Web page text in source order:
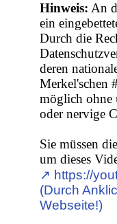
Hinweis: An
ein
Durch die
deren
Merkel'schen
möglich ohne
oder nervige
Sie müssen
um dieses
↗︎ https://
(Durch
Webseite!)